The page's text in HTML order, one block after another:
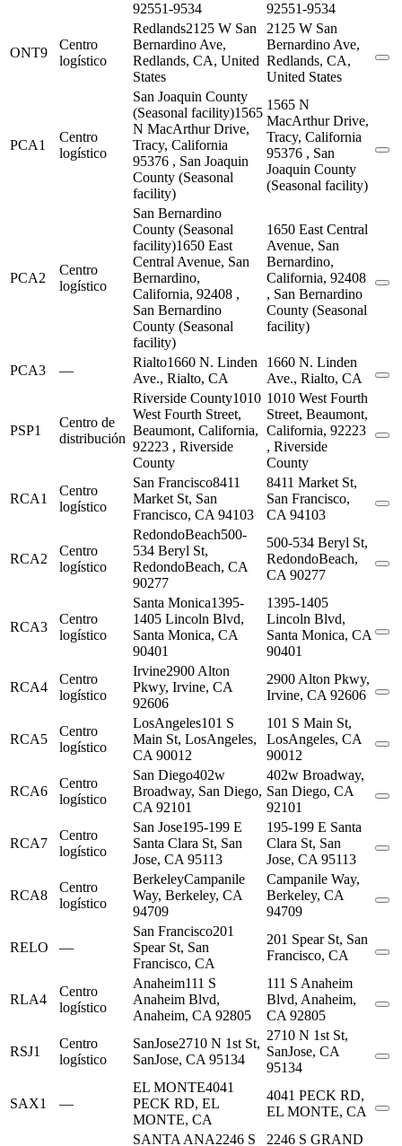
92551-9534 92551-9534
ONT9
Centro
logístico
Redlands2125 W San
Bernardino Ave,
Redlands, CA, United
States
2125 W San
Bernardino Ave,
Redlands, CA,
United States
PCA1
Centro
logístico
San Joaquin County
(Seasonal facility)1565
N MacArthur Drive,
Tracy, California
95376 , San Joaquin
County (Seasonal
facility)
1565 N
MacArthur Drive,
Tracy, California
95376 , San
Joaquin County
(Seasonal facility)
PCA2
Centro
logístico
San Bernardino
County (Seasonal
facility)1650 East
Central Avenue, San
Bernardino,
California, 92408 ,
San Bernardino
County (Seasonal
facility)
1650 East Central
Avenue, San
Bernardino,
California, 92408
, San Bernardino
County (Seasonal
facility)
PCA3 —
Rialto1660 N. Linden
Ave., Rialto, CA
1660 N. Linden
Ave., Rialto, CA
PSP1
Centro de
distribución
Riverside County1010
West Fourth Street,
Beaumont, California,
92223 , Riverside
County
1010 West Fourth
Street, Beaumont,
California, 92223
, Riverside
County
RCA1
Centro
logístico
San Francisco8411
Market St, San
Francisco, CA 94103
8411 Market St,
San Francisco,
CA 94103
RCA2
Centro
logístico
RedondoBeach500-
534 Beryl St,
RedondoBeach, CA
90277
500-534 Beryl St,
RedondoBeach,
CA 90277
RCA3
Centro
logístico
Santa Monica1395-
1405 Lincoln Blvd,
Santa Monica, CA
90401
1395-1405
Lincoln Blvd,
Santa Monica, CA
90401
RCA4
Centro
logístico
Irvine2900 Alton
Pkwy, Irvine, CA
92606
2900 Alton Pkwy,
Irvine, CA 92606
RCA5
Centro
logístico
LosAngeles101 S
Main St, LosAngeles,
CA 90012
101 S Main St,
LosAngeles, CA
90012
RCA6
Centro
logístico
San Diego402w
Broadway, San Diego,
CA 92101
402w Broadway,
San Diego, CA
92101
RCA7
Centro
logístico
San Jose195-199 E
Santa Clara St, San
Jose, CA 95113
195-199 E Santa
Clara St, San
Jose, CA 95113
RCA8
Centro
logístico
BerkeleyCampanile
Way, Berkeley, CA
94709
Campanile Way,
Berkeley, CA
94709
RELO —
San Francisco201
Spear St, San
Francisco, CA
201 Spear St, San
Francisco, CA
RLA4
Centro
logístico
Anaheim111 S
Anaheim Blvd,
Anaheim, CA 92805
111 S Anaheim
Blvd, Anaheim,
CA 92805
RSJ1
Centro
logístico
SanJose2710 N 1st St,
SanJose, CA 95134
2710 N 1st St,
SanJose, CA
95134
SAX1 —
EL MONTE4041
PECK RD, EL
MONTE, CA
4041 PECK RD,
EL MONTE, CA
SANTA ANA2246 S
2246 S GRAND